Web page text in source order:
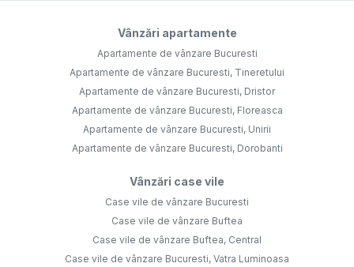
Vânzări apartamente
Apartamente de vânzare Bucuresti
Apartamente de vânzare Bucuresti, Tineretului
Apartamente de vânzare Bucuresti, Dristor
Apartamente de vânzare Bucuresti, Floreasca
Apartamente de vânzare Bucuresti, Unirii
Apartamente de vânzare Bucuresti, Dorobanti
Vânzări case vile
Case vile de vânzare Bucuresti
Case vile de vânzare Buftea
Case vile de vânzare Buftea, Central
Case vile de vânzare Bucuresti, Vatra Luminoasa